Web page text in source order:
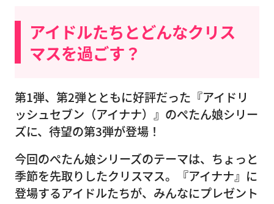
アイドルたちとどんなクリス
マスを過ごす？
第1弾、第2弾とともに好評だった『アイドリ
ッシュセブン（アイナナ）』のぺたん娘シリー
ズに、待望の第3弾が登場！
今回のぺたん娘シリーズのテーマは、ちょっと
季節を先取りしたクリスマス。『アイナナ』に
登場するアイドルたちが、みんなにプレゼント